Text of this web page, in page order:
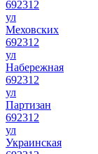
692312
ул
Меховских
692312
ул
Набережная
692312
ул
Партизан
692312
ул
Украинская